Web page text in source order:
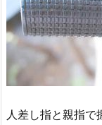
人差し指と親指で